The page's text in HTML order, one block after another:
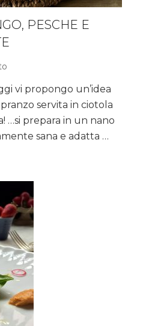
PESCHE E
di
mango,
pesche
pane
vi propongo un’idea
servita in ciotola
…si prepara in un nano
sana e adatta …